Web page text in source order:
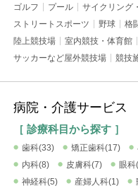
ゴルフ プール サイクリング
ストリートスポーツ
野球 格
陸上競技場
室内競技・体育館
サッカーなど屋外競技場
競技
病院・介護サービス
［ 診療科目から探す ］
歯科(33) 矯正歯科(17)
内科(8)
皮膚科(7) 眼科
神経科(5)
産婦人科(1)